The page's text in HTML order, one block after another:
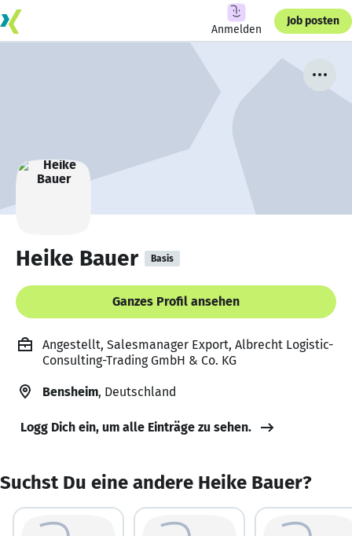
Anmelden
Job posten
Heike Bauer Basis
Ganzes Profil ansehen
Angestellt, Salesmanager Export, Albrecht Logistic-
Consulting-Trading GmbH & Co. KG
Bensheim, Deutschland
Logg Dich ein, um alle Einträge zu sehen.
Suchst Du eine andere Heike Bauer?